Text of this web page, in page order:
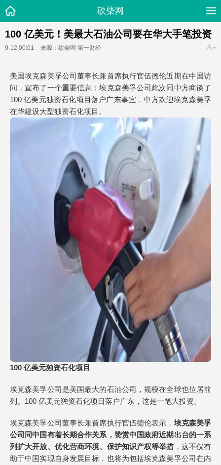
砍柴网
100 亿美元！美最大石油公司要在华大手笔投资
9-12 00:01 来源：砍柴网 第一财经
美国埃克森美孚公司董事长兼首席执行官伍德伦近期在中国访
问，宣布了一个重要信息：埃克森美孚公司此次同中方商谈了
100 亿美元独资石化项目落户广东事宜，中方欢迎埃克森美孚
在华建设大型独资石化项目。
100 亿美元独资石化项目
埃克森美孚公司是美国最大的石油公司，规模在全球也位居前
列。100 亿美元独资石化项目落户广东，这是一笔大投资。
埃克森美孚公司董事长兼首席执行官伍德伦表示， 埃克森美孚
公司同中国有着长期合作关系，赞赏中国政府近期出台的一系
列扩大开放、优化营商环境、保护知识产权等举措，这不仅有
助于中国实现自身发展目标，也将为包括埃克森美孚公司在内